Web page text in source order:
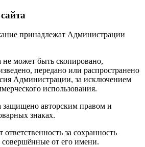
принадлежат Администрации
может быть скопировано,
передано или распространено
Администрации, за исключением
использования.
защищено авторским правом и
знаках.
ответственность за сохранность
совершённые от его имени.